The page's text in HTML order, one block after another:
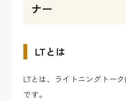
ナー
LTとは
LTとは、ライトニングトー
です。